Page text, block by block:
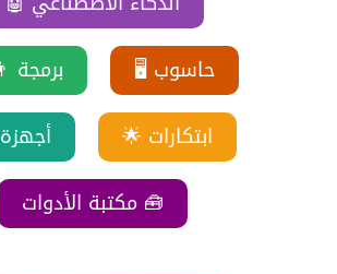
👨‍💻 برمجة
🖥️ حاسوب
📱 أجهزة
🌟 ابتكارات
مكتبة الأدوات 🧰